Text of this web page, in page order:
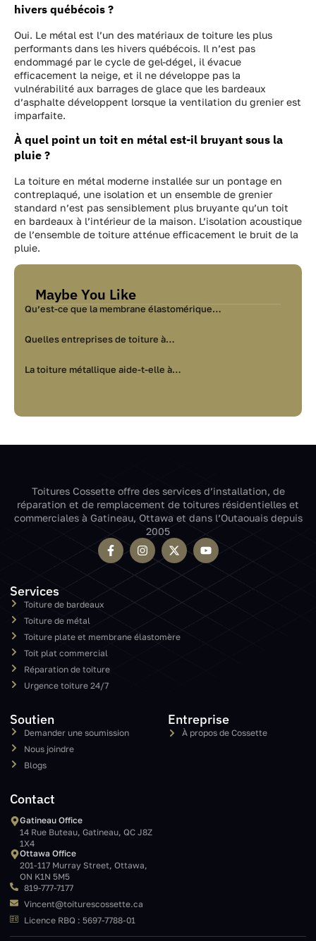
hivers québécois ?
Oui. Le métal est l’un des matériaux de toiture les plus
performants dans les hivers québécois. Il n’est pas
endommagé par le cycle de gel-dégel, il évacue
efficacement la neige, et il ne développe pas la
vulnérabilité aux barrages de glace que les bardeaux
d’asphalte développent lorsque la ventilation du grenier est
imparfaite.
À quel point un toit en métal est-il bruyant sous la
pluie ?
La toiture en métal moderne installée sur un pontage en
contreplaqué, une isolation et un ensemble de grenier
standard n’est pas sensiblement plus bruyante qu’un toit
en bardeaux à l’intérieur de la maison. L’isolation acoustique
de l’ensemble de toiture atténue efficacement le bruit de la
pluie.
Maybe You Like
Qu’est-ce que la membrane élastomérique…
Quelles entreprises de toiture à…
La toiture métallique aide-t-elle à…
Toitures Cossette offre des services d’installation, de
réparation et de remplacement de toitures résidentielles et
commerciales à Gatineau, Ottawa et dans l’Outaouais depuis
2005
Services
Toiture de bardeaux
Toiture de métal
Toiture plate et membrane élastomère
Toit plat commercial
Réparation de toiture
Urgence toiture 24/7
Soutien
Demander une soumission
Nous joindre
Blogs
Entreprise
À propos de Cossette
Contact
Gatineau Office
14 Rue Buteau, Gatineau, QC J8Z
1X4
Ottawa Office
201-117 Murray Street, Ottawa,
ON K1N 5M5
819-777-7177
Vincent@toiturescossette.ca
Licence RBQ : 5697-7788-01